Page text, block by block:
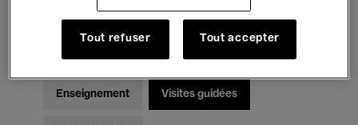
Pour tous Kids’ Palace
Enseignement Visites guidées
Tout refuser Tout accepter